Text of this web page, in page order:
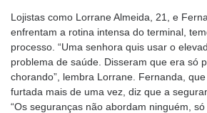
Lojistas como Lorrane Almeida, 21, e
enfrentam a rotina intensa do terminal,
processo. “Uma senhora quis usar o
problema de saúde. Disseram que era só
chorando”, lembra Lorrane. Fernanda,
furtada mais de uma vez, diz que a
“Os seguranças não abordam ninguém, só